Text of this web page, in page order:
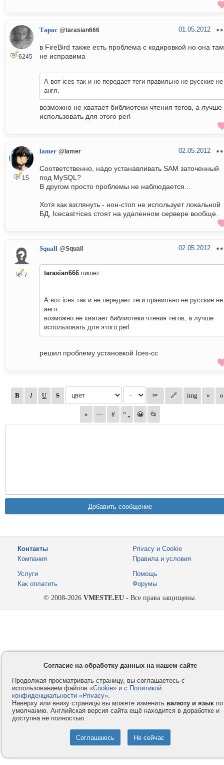
6245
Тарас @tarasian666 01.05.2012
в FireBird также есть проблема с кодировкой но она там
не исправима
А вот ices так и не передает теги правильно не русские не
англ.
возможно не хватает библиотеки чтения тегов, а лучше
использовать для этого perl
15
lamer @lamer 02.05.2012
Соответственно, надо устанавливать SAM заточенный
под MySQL?
В другом просто проблемы не наблюдается...
Хотя как взглянуть - нон-стоп не использует локальной
БД, Icecast+ices cтоят на удаленном сервере вообще.
7
Squall @Squall 02.05.2012
tarasian666 пишет:
А вот ices так и не передает теги правильно не русские не
англ.
возможно не хватает библиотеки чтения тегов, а лучше
использовать для этого perl
решил проблему установкой Ices-cc
Контакты
Компания
Privacy и Cookie
Правила и условия
Услуги
Как оплатить
Помощь
Форумы
© 2008-2026 VMESTE.EU - Все права защищены.
Согласие на обработку данных на нашем сайте
Продолжая просматривать страницу, вы соглашаетесь с
использованием файлов «Cookie» и с Политикой
конфиденциальности «Privacy».
Наверху или внизу страницы вы можете изменить валюту и язык по
умолчанию. Английская версия сайта ещё находится в доработке и
доступна не полностью.